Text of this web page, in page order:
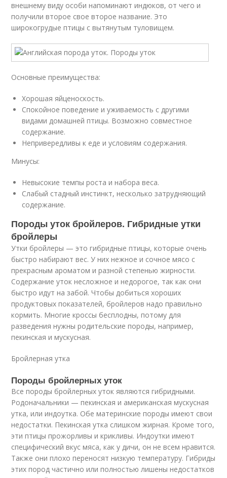
внешнему виду особи напоминают индюков, от чего и
получили второе свое второе название. Это
широкогрудые птицы с вытянутым туловищем.
Основные преимущества:
Хорошая яйценоскость.
Спокойное поведение и уживаемость с другими
видами домашней птицы. Возможно совместное
содержание.
Непривередливы к еде и условиям содержания.
Минусы:
Невысокие темпы роста и набора веса.
Слабый стадный инстинкт, несколько затрудняющий
содержание.
Породы уток бройлеров. Гибридные утки
бройлеры
Утки бройлеры — это гибридные птицы, которые очень
быстро набирают вес. У них нежное и сочное мясо с
прекрасным ароматом и разной степенью жирности.
Содержание уток несложное и недорогое, так как они
быстро идут на забой. Чтобы добиться хороших
продуктовых показателей, бройлеров надо правильно
кормить. Многие кроссы бесплодны, потому для
разведения нужны родительские породы, например,
пекинская и мускусная.
Бройлерная утка
Породы бройлерных уток
Все породы бройлерных уток являются гибридными.
Родоначальники — пекинская и американская мускусная
утка, или индоутка. Обе материнские породы имеют свои
недостатки. Пекинская утка слишком жирная. Кроме того,
эти птицы прожорливы и крикливы. Индоутки имеют
специфический вкус мяса, как у дичи, он не всем нравится.
Также они плохо переносят низкую температуру. Гибриды
этих пород частично или полностью лишены недостатков